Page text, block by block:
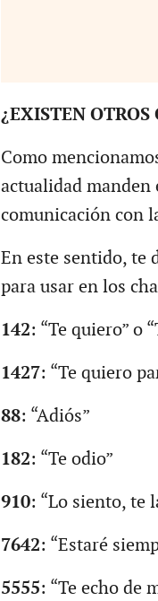
¿EXISTEN
Como
actualidad manden
comunicación con
En este sentido, te
para usar en los
142: “Te quiero” o
1427: “Te quiero
88: “Adiós”
182: “Te odio”
910: “Lo siento, te
7642: “Estaré
5555: “Te echo de